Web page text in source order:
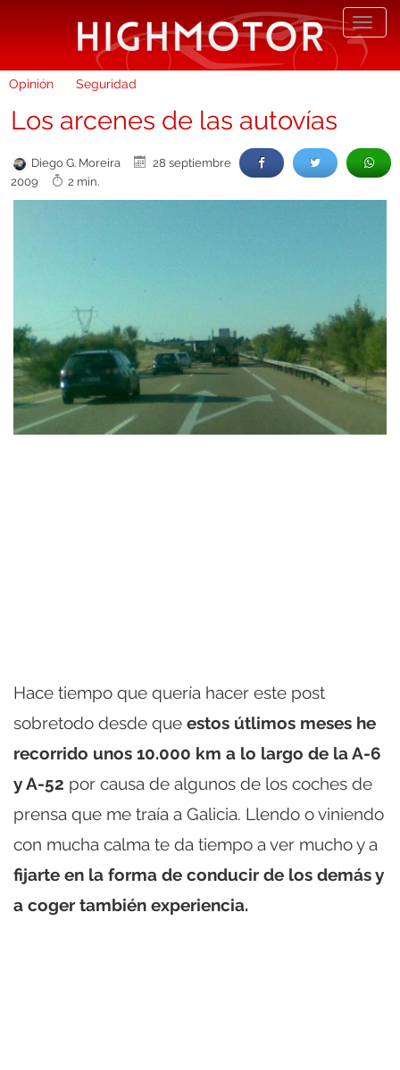
Opinión Seguridad
Los arcenes de las autovías
Diego G. Moreira
28 septiembre
2009
2 min.
Hace tiempo que quería hacer este post
sobretodo desde que estos útlimos meses he
recorrido unos 10.000 km a lo largo de la A-6
y A-52 por causa de algunos de los coches de
prensa que me traía a Galicia. Llendo o viniendo
con mucha calma te da tiempo a ver mucho y a
fijarte en la forma de conducir de los demás y
a coger también experiencia.